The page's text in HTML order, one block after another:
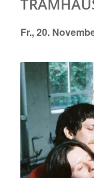
Fr., 20.